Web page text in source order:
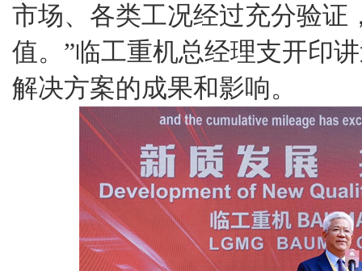
市场、各类工况经过充分验证
值。”临工重机总经理支开印
解决方案的成果和影响。